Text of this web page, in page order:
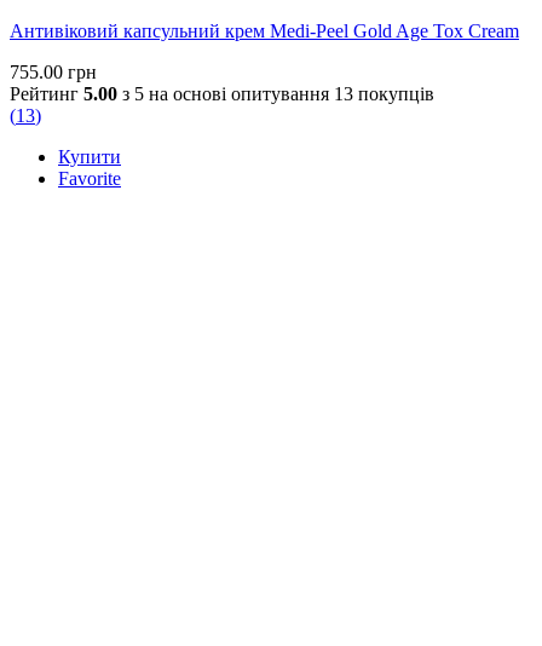
Антивіковий капсульний крем Medi-Peel Gold Age Tox Cream
755.00 грн
Рейтинг 5.00 з 5 на основі опитування 13 покупців
(13)
Купити
Favorite